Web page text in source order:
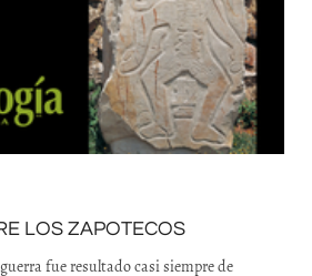
LOS ZAPOTECOS
fue resultado casi siempre de